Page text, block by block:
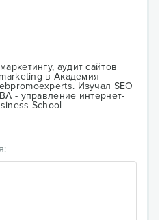
аудит сайтов
в Академия
Изучал SEO
- управление интернет-
School